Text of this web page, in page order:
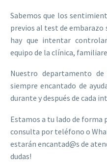
Sabemos que los
previos al test de
hay que intentar
equipo de la clínica,
Nuestro departamento de
siempre encantado de
durante y después de cada
Estamos a tu lado de forma
consulta por teléfono o
estarán encantad@s de
dudas!